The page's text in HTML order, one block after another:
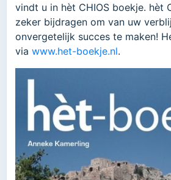
vindt u in hèt CHIOS boekje. hèt
zeker bijdragen om van uw
onvergetelijk succes te maken!
via www.het-boekje.nl.